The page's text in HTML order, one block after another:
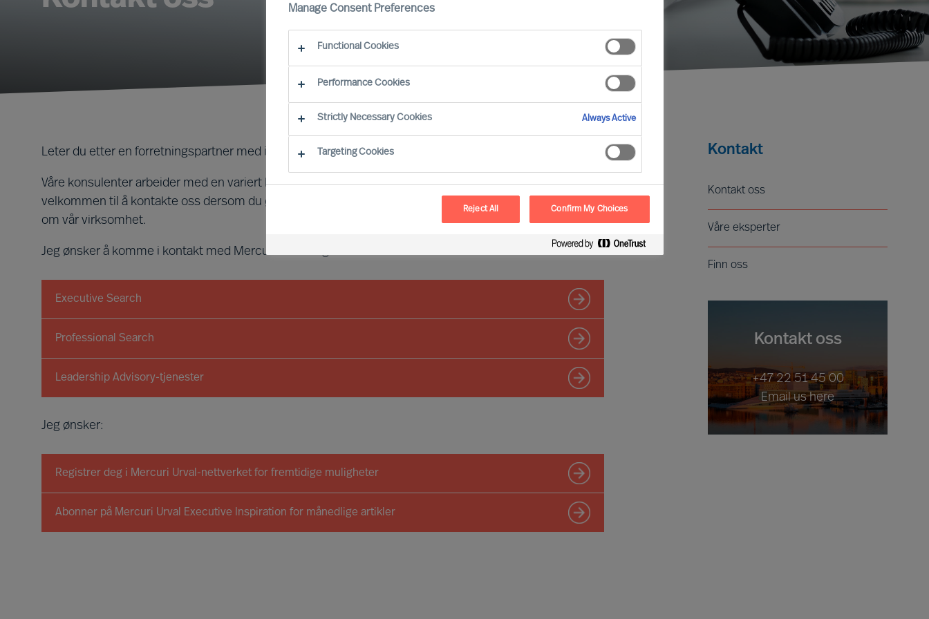
Leter du etter en forretningspartner med internasjonal rekkevidde og dokumenterte, gode resultater?
Våre konsulenter arbeider med en variert kundebase på lokalt, nasjonalt og internasjonalt nivå. Du er
velkommen til å kontakte oss dersom du ønsker å diskutere dine spesifikke behov, eller har spørsmål
om vår virksomhet.
Jeg ønsker å komme i kontakt med Mercuri Urval angående:
Executive Search
Professional Search
Leadership Advisory-tjenester
Jeg ønsker:
Registrer deg i Mercuri Urval-nettverket for fremtidige muligheter
Abonner på Mercuri Urval Executive Inspiration for månedlige artikler
Kontakt
Kontakt oss
Våre eksperter
Finn oss
Kontakt oss
+47 22 51 45 00
Email us here
Manage Consent Preferences
Functional Cookies
Performance Cookies
Strictly Necessary Cookies Always Active
Targeting Cookies
Reject All Confirm My Choices